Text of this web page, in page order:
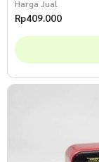
Harga Jual
Rp409.000